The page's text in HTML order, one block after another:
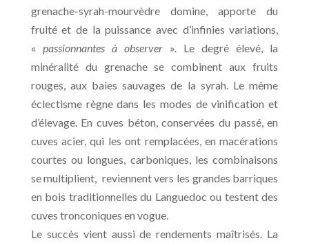
grenache-syrah-mourvèdre domine, apporte du
fruité et de la puissance avec d’infinies variations,
« passionnantes à observer ». Le degré élevé, la
minéralité du grenache se combinent aux fruits
rouges, aux baies sauvages de la syrah. Le même
éclectisme règne dans les modes de vinification et
d’élevage. En cuves béton, conservées du passé, en
cuves acier, qui les ont remplacées, en macérations
courtes ou longues, carboniques, les combinaisons
se multiplient, reviennent vers les grandes barriques
en bois traditionnelles du Languedoc ou testent des
cuves tronconiques en vogue.
Le succès vient aussi de rendements maîtrisés. La